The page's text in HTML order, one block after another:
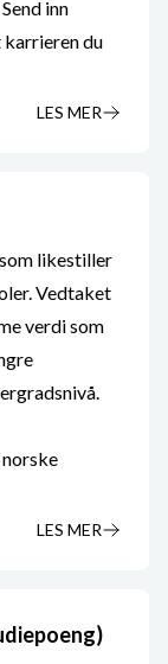
Send inn
karrieren du
LES MER
likestiller
Vedtaket
verdi som
LES MER